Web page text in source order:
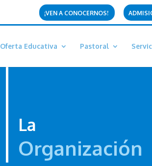
¡VEN A CONOCERNOS!
Oferta Educativa Pastoral
La
Organización